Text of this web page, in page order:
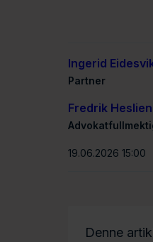
Ingerid
Partner
Fredrik Heslien
19.06.2026 15:00
Denne